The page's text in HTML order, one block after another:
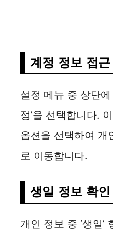
계정 정보 접근
설정 메뉴 중 상단에
정’을 선택합니다.
옵션을 선택하여 개
로 이동합니다.
생일 정보 확
개인 정보 중 ‘생일’